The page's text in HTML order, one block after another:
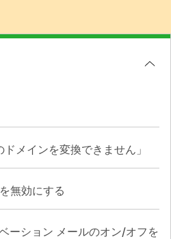
メインを変換できません」
無効にする
ーション メールのオン/オフを